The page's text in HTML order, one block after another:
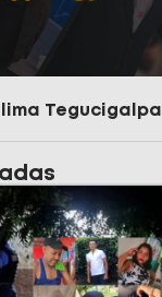
Tegucigalpa